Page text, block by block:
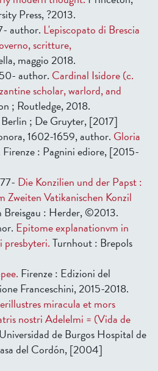
Press, ?2013.
author. L'episcopato di Brescia
scritture,
maggio 2018.
author. Cardinal Isidore (c.
scholar, warlord, and
; Routledge, 2018.
Berlin ; De Gruyter, [2017]
1602-1659, author. Gloria
Firenze : Pagnini ediore, [2015-
Die Konzilien und der Papst :
Zweiten Vatikanischen Konzil
Breisgau : Herder, ©2013.
Epitome explanationvm in
presbyteri.Turnhout : Brepols
Firenze : Edizioni del
Franceschini, 2015-2018.
miracula et mors
nostri Adelelmi = (Vida de
de Burgos Hospital de
del Cordón, [2004]